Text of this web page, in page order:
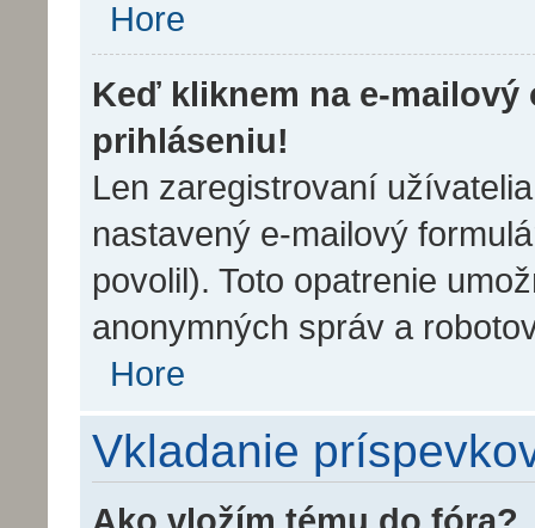
Hore
Keď kliknem na e-
prihláseniu!
Len zaregistrovaní
nastavený e-mailový
povolil). Toto opatrenie
anonymných správ a
Hore
Vkladanie